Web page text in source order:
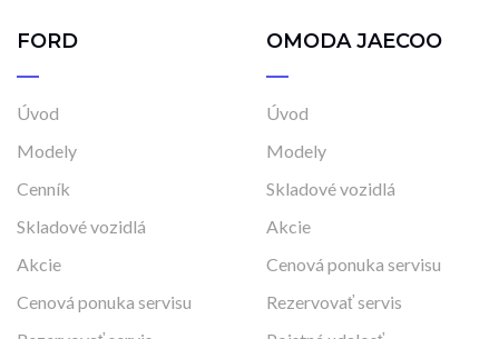
FORD
Úvod
Modely
Cenník
Skladové vozidlá
Akcie
Cenová ponuka servisu
OMODA JAECOO
Úvod
Modely
Skladové vozidlá
Akcie
Cenová ponuka servisu
Rezervovať servis